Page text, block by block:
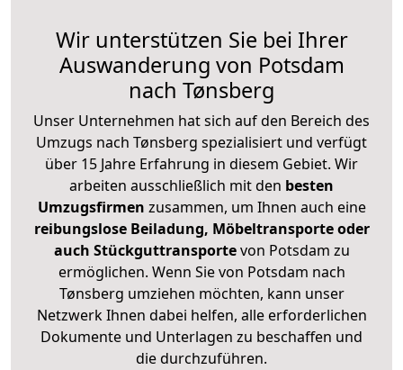
Wir unterstützen Sie bei Ihrer
Auswanderung von Potsdam
nach Tønsberg
Unser Unternehmen hat sich auf den Bereich des
Umzugs nach Tønsberg spezialisiert und verfügt
über 15 Jahre Erfahrung in diesem Gebiet. Wir
arbeiten ausschließlich mit den besten
Umzugsfirmen zusammen, um Ihnen auch eine
reibungslose Beiladung, Möbeltransporte oder
auch Stückguttransportevon Potsdam zu
ermöglichen. Wenn Sie von Potsdam nach
Tønsberg umziehen möchten, kann unser
Netzwerk Ihnen dabei helfen, alle erforderlichen
Dokumente und Unterlagen zu beschaffen und
die durchzuführen.